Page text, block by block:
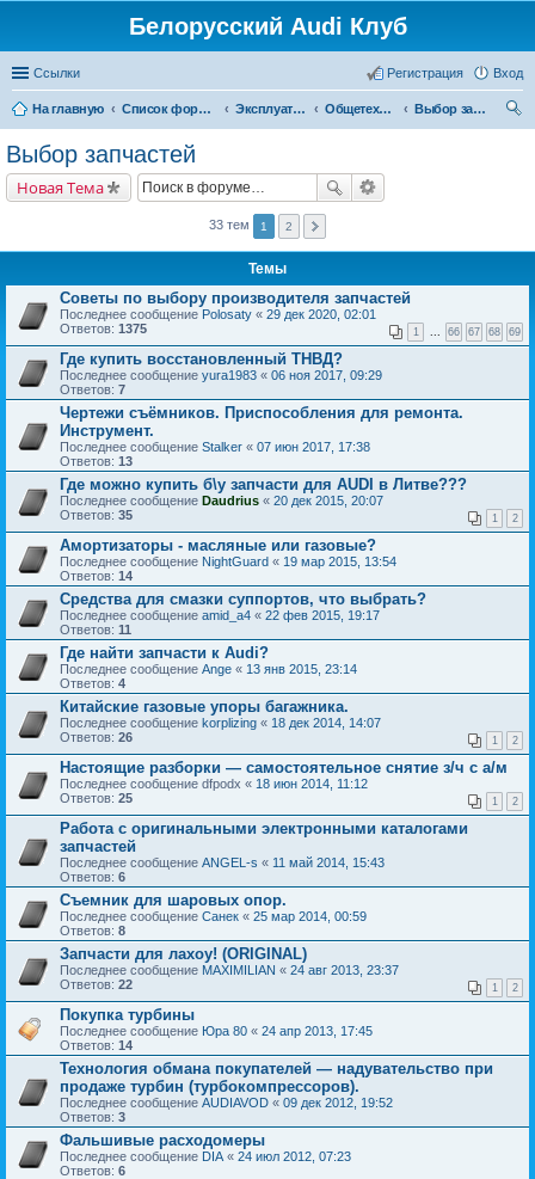
Белорусский Audi Клуб
Ссылки Вход
Регистрация
На главную Список форумов Эксплуатация автомобиля Общетехнические вопросы и системы
Выбор запчастей
Выбор запчастей
Новая Тема
33 тем 1 2
Темы
Советы по выбору производителя запчастей
Последнее сообщение Polosaty « 29 дек 2020, 02:01
Ответов: 1375 1 ... 66 67 68 69
Где купить восстановленный ТНВД?
Последнее сообщение yura1983 « 06 ноя 2017, 09:29
Ответов: 7
Чертежи съёмников. Приспособления для ремонта.
Инструмент.
Последнее сообщение Stalker « 07 июн 2017, 17:38
Ответов: 13
Где можно купить б\у запчасти для AUDI в Литве???
Последнее сообщение Daudrius « 20 дек 2015, 20:07
Ответов: 35 1 2
Амортизаторы - масляные или газовые?
Последнее сообщение NightGuard « 19 мар 2015, 13:54
Ответов: 14
Средства для смазки суппортов, что выбрать?
Последнее сообщение amid_a4 « 22 фев 2015, 19:17
Ответов: 11
Где найти запчасти к Audi?
Последнее сообщение Ange « 13 янв 2015, 23:14
Ответов: 4
Китайские газовые упоры багажника.
Последнее сообщение korplizing « 18 дек 2014, 14:07
Ответов: 26 1 2
Настоящие разборки ― самостоятельное снятие з/ч с а/м
Последнее сообщение dfpodx « 18 июн 2014, 11:12
Ответов: 25 1 2
Работа с оригинальными электронными каталогами
запчастей
Последнее сообщение ANGEL-s « 11 май 2014, 15:43
Ответов: 6
Съемник для шаровых опор.
Последнее сообщение Санек « 25 мар 2014, 00:59
Ответов: 8
Запчасти для лахоу! (ORIGINAL)
Последнее сообщение MAXIMILIAN « 24 авг 2013, 23:37
Ответов: 22 1 2
Покупка турбины
Последнее сообщение Юра 80 « 24 апр 2013, 17:45
Ответов: 14
Технология обмана покупателей ― надувательство при
продаже турбин (турбокомпрессоров).
Последнее сообщение AUDIAVOD « 09 дек 2012, 19:52
Ответов: 3
Фальшивые расходомеры
Последнее сообщение DIA « 24 июл 2012, 07:23
Ответов: 6